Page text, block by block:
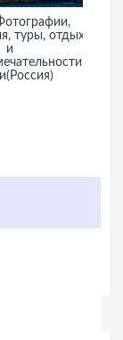
туры, отдых
и